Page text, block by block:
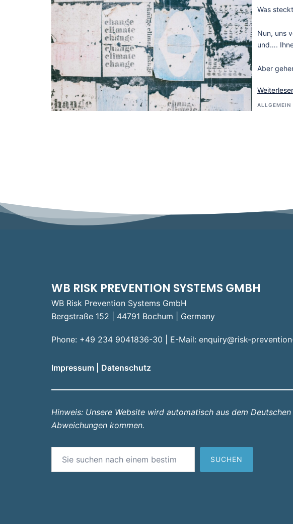
Was
Nun, uns
und….
Aber
ALLGEMEIN
WB RISK PREVENTION SYSTEMS GMBH
WB Risk Prevention Systems GmbH
Bergstraße 152 | 44791 Bochum | Germany
Phone: +49 234 9041836-30 | E-Mail: enquiry@risk-
Impressum Datenschutz
Hinweis: Unsere Website wird automatisch aus dem
Abweichungen kommen.
SUCHEN